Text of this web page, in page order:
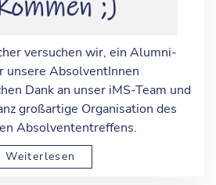
versuchen wir, ein Alumni-
unsere AbsolventInnen
Dank an unser iMS-Team und
großartige Organisation des
Absolvententreffens.
Weiterlesen